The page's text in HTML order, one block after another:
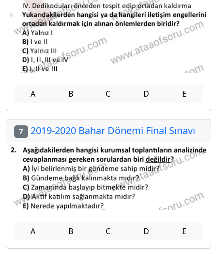
A B C D E
7 2019-2020 Bahar Dönemi Final Sınavı
A B C D E